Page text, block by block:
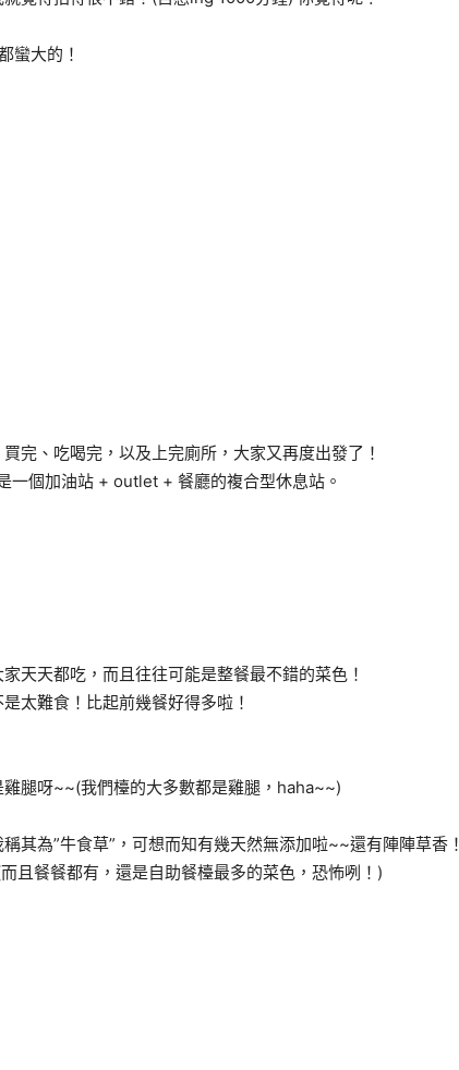
蠻大的！
完、吃喝完，以及上完廁所，大家又再度出發了！
一個加油站 + outlet + 餐廳的複合型休息站。
天天都吃，而且往往可能是整餐最不錯的菜色！
太難食！比起前幾餐好得多啦！
腿呀~~(我們檯的大多數都是雞腿，haha~~)
其為”牛食草”，可想而知有幾天然無添加啦~~還有陣陣草香！
且餐餐都有，還是自助餐檯最多的菜色，恐怖咧！)